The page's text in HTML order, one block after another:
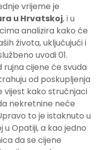
vrijeme je
u Hrvatskoj, i u
analizira kako će
života, uključujući i
uvodi 01.
rujna cijene će svuda
od poskupljenja
vijest kako stručnjaci
nekretnine neće
to je istaknuto u
Opatiji, a kao jedno
da se cijene